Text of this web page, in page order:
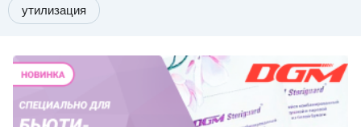
утилизация